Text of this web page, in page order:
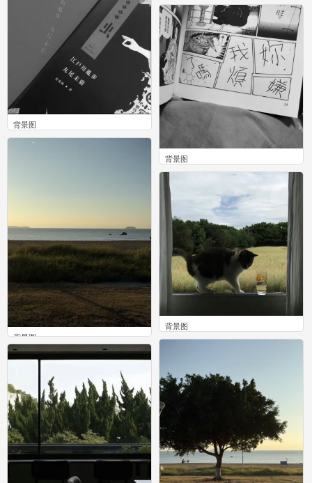
背景图
0
背景图
0
0
背景图
0
背景图
0